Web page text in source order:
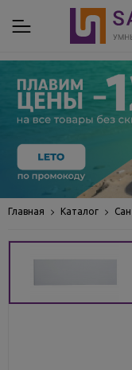
Главная Каталог